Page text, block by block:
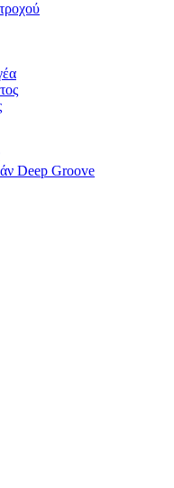
Deep Groove